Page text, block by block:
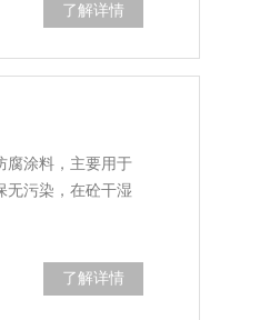
了解详情
腐涂料，主要用于
无污染，在砼干湿
了解详情